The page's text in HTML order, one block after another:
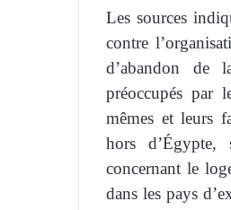
Les sources
contre
d’abandon de
préoccupés par
mêmes et leurs
hors
concernant le
dans les pays